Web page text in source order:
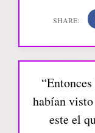
habían
este el